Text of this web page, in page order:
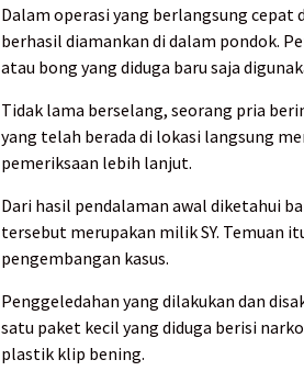
Dalam operasi yang berlangsung cepat
berhasil diamankan di dalam pondok.
atau bong yang diduga baru saja
Tidak lama berselang, seorang pria
yang telah berada di lokasi langsung
pemeriksaan lebih lanjut.
Dari hasil pendalaman awal diketahui
tersebut merupakan milik SY. Temuan
pengembangan kasus.
Penggeledahan yang dilakukan dan
satu paket kecil yang diduga berisi
plastik klip bening.